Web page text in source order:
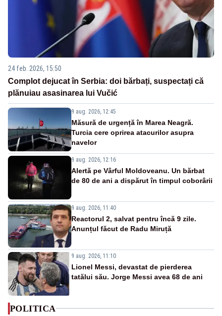
24 feb. 2026, 15:50
Complot dejucat în Serbia: doi bărbați, suspectați că
plănuiau asasinarea lui Vučić
9 aug. 2026, 12:45
Măsură de urgență în Marea Neagră.
Turcia cere oprirea atacurilor asupra
navelor
9 aug. 2026, 12:16
Alertă pe Vârful Moldoveanu. Un bărbat
de 80 de ani a dispărut în timpul coborârii
9 aug. 2026, 11:40
Reactorul 2, salvat pentru încă 9 zile.
Anunțul făcut de Radu Miruță
9 aug. 2026, 11:10
Lionel Messi, devastat de pierderea
tatălui său. Jorge Messi avea 68 de ani
POLITICA